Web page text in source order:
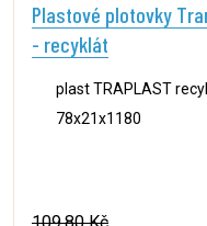
Plastové plotovky
- recyklát
plast TRAPLAST
78x21x1180